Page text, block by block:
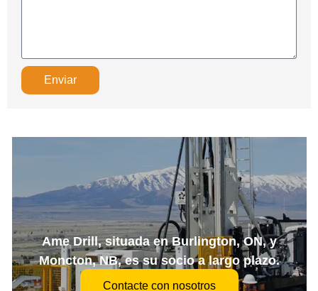
Ame Drill, situada en Burlington, ON, y
Moncton, NB, es su socio a largo plazo.
Contacte con nosotros
Enviar